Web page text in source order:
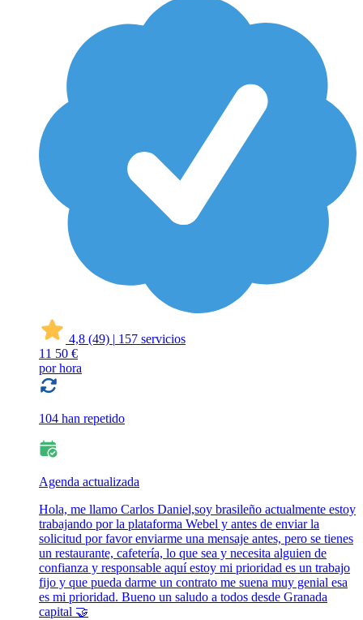
4,8 (49) | 157 servicios
11 50 €
por hora
104 han repetido
Agenda actualizada
Hola, me llamo Carlos Daniel,soy brasileño actualmente estoy
trabajando por la plataforma Webel y antes de enviar la
solicitud por favor enviarme una mensaje antes, pero se tienes
un restaurante, cafetería, lo que sea y necesita alguien de
confianza y responsable aquí estoy mi prioridad es un trabajo
fijo y que pueda darme un contrato me suena muy genial esa
es mi prioridad. Bueno un saludo a todos desde Granada
capital 🤝